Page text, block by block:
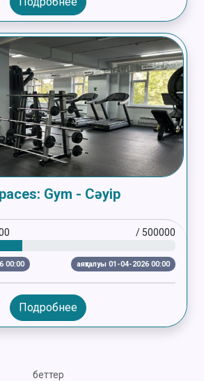
Gym - Сәуір
/ 500000
00:00 аяқталуы 01-04-2026 00:00
Подробнее
беттер